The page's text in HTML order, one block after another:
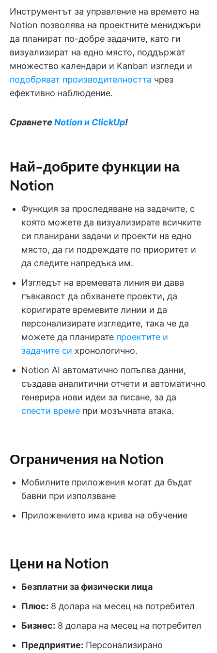
Инструментът за управление на времето на
Notion позволява на проектните мениджъри
да планират по-добре задачите, като ги
визуализират на едно място, поддържат
множество календари и Kanban изгледи и
подобряват производителността чрез
ефективно наблюдение.
Сравнете Notion и ClickUp!
Най-добрите функции на
Notion
Функция за проследяване на задачите, с
която можете да визуализирате всичките
си планирани задачи и проекти на едно
място, да ги подреждате по приоритет и
да следите напредъка им.
Изгледът на времевата линия ви дава
гъвкавост да обхванете проекти, да
коригирате времевите линии и да
персонализирате изгледите, така че да
можете да планирате проектите и
задачите си хронологично.
Notion AI автоматично попълва данни,
създава аналитични отчети и автоматично
генерира нови идеи за писане, за да
спести време при мозъчната атака.
Ограничения на Notion
Мобилните приложения могат да бъдат
бавни при използване
Приложението има крива на обучение
Цени на Notion
Безплатни за физически лица
Плюс: 8 долара на месец на потребител
Бизнес: 8 долара на месец на потребител
Предприятие: Персонализирано